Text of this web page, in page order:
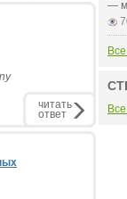
читать
ответ
—